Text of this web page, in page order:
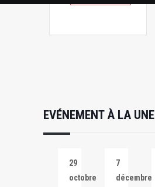
EVÉNEMENT À LA UNE
29
octobre
7
décembre